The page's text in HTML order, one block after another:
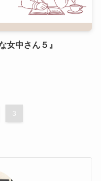
女中さん５』
3